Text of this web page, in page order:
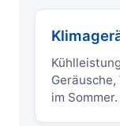
im Sommer.